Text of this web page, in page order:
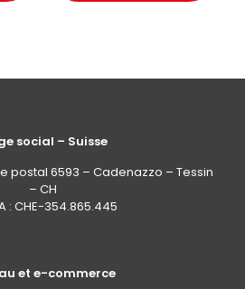
social – Suisse
postal 6593 – Cadenazzo – Tessin
– CH
: CHE-354.865.445
et e-commerce